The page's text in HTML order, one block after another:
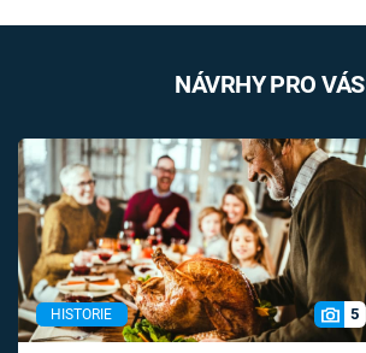
NÁVRHY PRO VÁS
HISTORIE 5